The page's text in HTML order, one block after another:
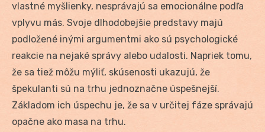
vlastné myšlienky, nesprávajú sa emocionálne podľa
vplyvu más. Svoje dlhodobejšie predstavy majú
podložené inými argumentmi ako sú psychologické
reakcie na nejaké správy alebo udalosti. Napriek tomu,
že sa tiež môžu mýliť, skúsenosti ukazujú, že
špekulanti sú na trhu jednoznačne úspešnejší.
Základom ich úspechu je, že sa v určitej fáze správajú
opačne ako masa na trhu.